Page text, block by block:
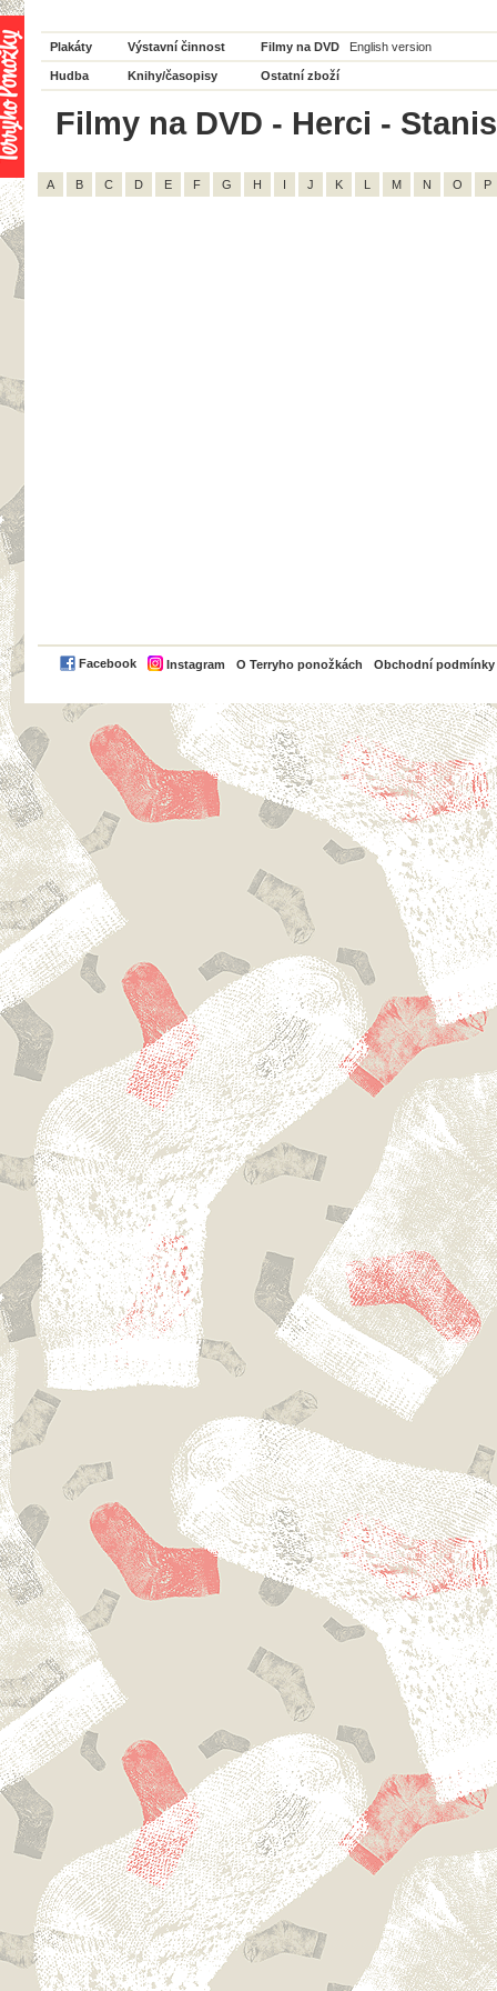
Plakáty Výstavní činnost Filmy na DVD English version
Hudba Knihy/časopisy Ostatní zboží
Filmy na DVD - Herci -
A B C D E F G H I J K L M N O P
Facebook Instagram O Terryho ponožkách Obchodní podmínky
PayPal